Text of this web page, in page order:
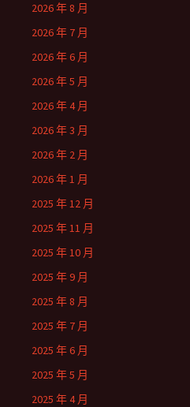
2026 年 8 月
2026 年 7 月
2026 年 6 月
2026 年 5 月
2026 年 4 月
2026 年 3 月
2026 年 2 月
2026 年 1 月
2025 年 12 月
2025 年 11 月
2025 年 10 月
2025 年 9 月
2025 年 8 月
2025 年 7 月
2025 年 6 月
2025 年 5 月
2025 年 4 月